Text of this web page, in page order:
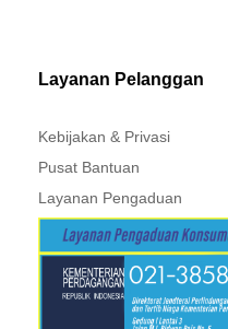
Layanan Pelanggan
Kebijakan & Privasi
Pusat Bantuan
Layanan Pengaduan